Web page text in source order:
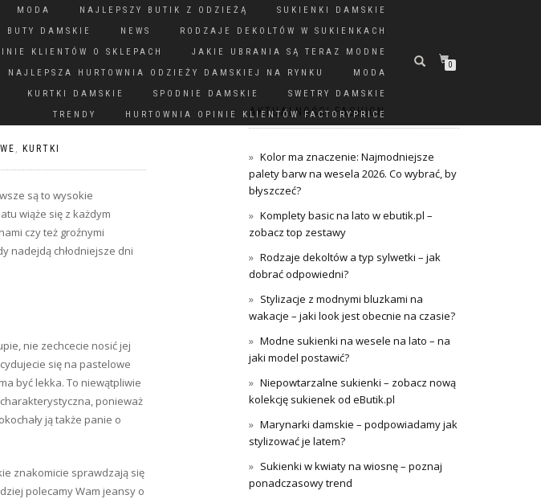
MODA NAJLEPSZY BUTIK Z ODZIEŻĄ
SUKIENKI DAMSKIE
BUTY DAMSKIE NEWS
RODZAJE DEKOLTÓW W SUKIENKACH
KLIENTÓW O SKLEPACH
JAKIE UBRANIA SĄ TERAZ MODNE
NAJLEPSZA HURTOWNIA ODZIEŻY DAMSKIEJ NA RYNKU
MODA
KURTKI DAMSKIE SPODNIE DAMSKIE
SWETRY DAMSKIE
TRENDY
HURTOWNIA OPINIE KLIENTÓW FACTORYPRICE
0
, KURTKI
są to wysokie
wiąże się z każdym
czy też groźnymi
nadejdą chłodniejsze dni
nie zechcecie nosić jej
się na pastelowe
ma być lekka. To niewątpliwie
ponieważ
ją także panie o
znakomicie sprawdzają się
polecamy Wam jeansy o
AKTUALNOŚCI FASHION
Kolor ma znaczenie: Najmodniejsze
palety barw na wesela 2026. Co wybrać, by
błyszczeć?
Komplety basic na lato w ebutik.pl –
zobacz top zestawy
Rodzaje dekoltów a typ sylwetki – jak
dobrać odpowiedni?
Stylizacje z modnymi bluzkami na
wakacje – jaki look jest obecnie na czasie?
Modne sukienki na wesele na lato – na
jaki model postawić?
Niepowtarzalne sukienki – zobacz nową
kolekcję sukienek od eButik.pl
Marynarki damskie – podpowiadamy jak
stylizować je latem?
Sukienki w kwiaty na wiosnę – poznaj
ponadczasowy trend